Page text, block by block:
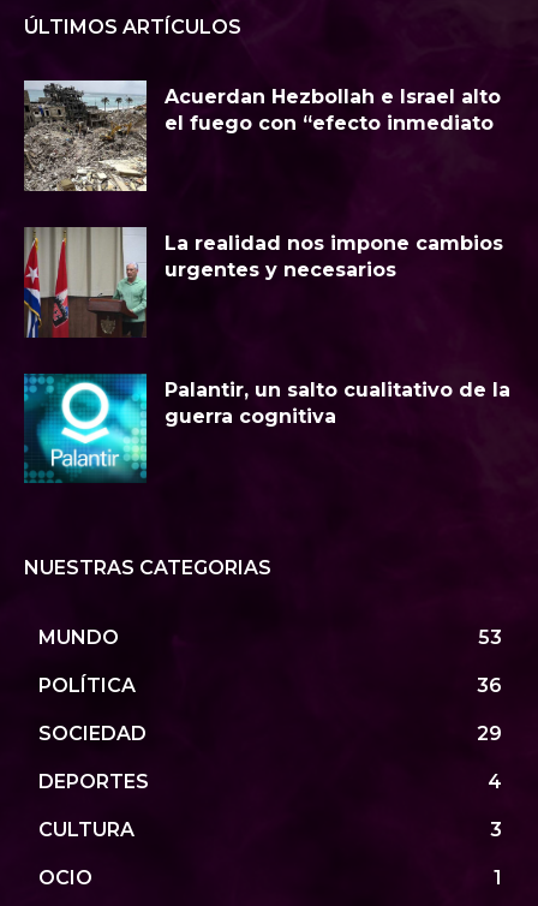
ÚLTIMOS ARTÍCULOS
Acuerdan Hezbollah e Israel alto
el fuego con “efecto inmediato
La realidad nos impone cambios
urgentes y necesarios
Palantir, un salto cualitativo de la
guerra cognitiva
NUESTRAS CATEGORIAS
MUNDO 53
POLÍTICA 36
SOCIEDAD 29
DEPORTES 4
CULTURA 3
OCIO 1